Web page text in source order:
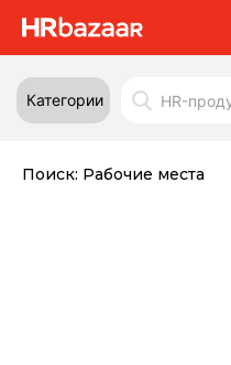
Категории
Поиск: Рабочие места